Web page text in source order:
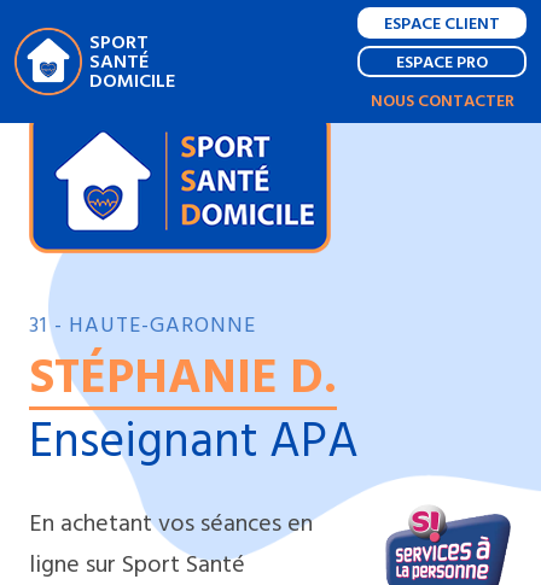
SPORT
SANTÉ
DOMICILE
ESPACE CLIENT
ESPACE PRO
NOUS CONTACTER
31 - HAUTE-GARONNE
STÉPHANIE D.
Enseignant APA
En achetant vos séances en
ligne sur Sport Santé